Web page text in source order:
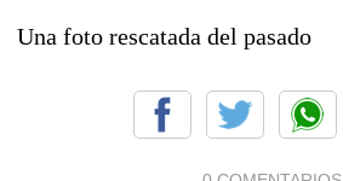
Una foto rescatada del pasado